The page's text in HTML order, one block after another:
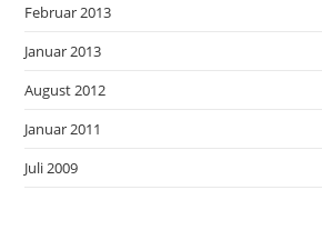
Februar 2013
Januar 2013
August 2012
Januar 2011
Juli 2009